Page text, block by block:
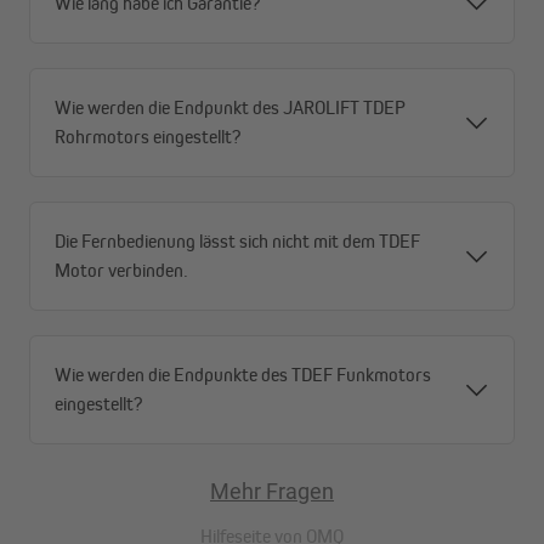
Wir benötigen deine Zustimmung, um den
Wie werden die Endpunkt des JAROLIFT TDEP
Rohrmotors eingestellt?
Die Fernbedienung lässt sich nicht mit dem TDEF
Motor verbinden.
Wie werden die Endpunkte des TDEF Funkmotors
eingestellt?
Mehr Fragen
Hilfeseite von OMQ